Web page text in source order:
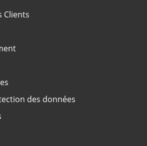
Clients
des données